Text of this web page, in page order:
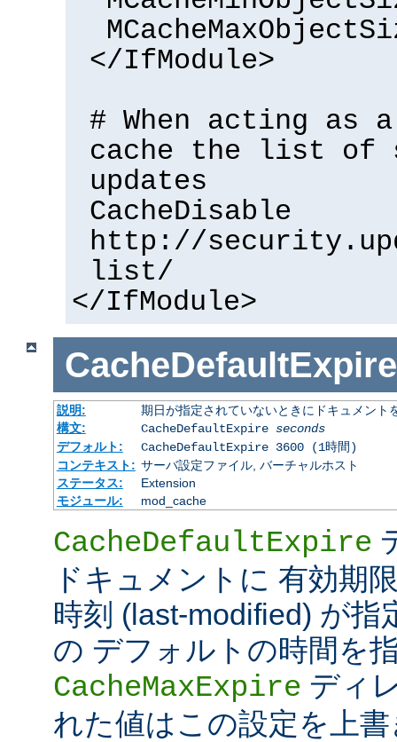
</IfModule>
# When acting as
cache the list of
updates
CacheDisable
http://
list/
</IfModule>
CacheDefaultExpire
説明:
期日が指定されていないときにドキュメント
構文:
CacheDefaultExpire seconds
デフォルト:
CacheDefaultExpire 3600 (1時間)
コンテキスト: サーバ設定ファイル, バーチャルホスト
ステータス:
Extension
モジュール:
mod_cache
CacheDefaultExpire
ドキュメントに 有効期
時刻 (last-modified) が
の デフォルトの時間を
CacheMaxExpire ディ
れた値はこの設定を上書